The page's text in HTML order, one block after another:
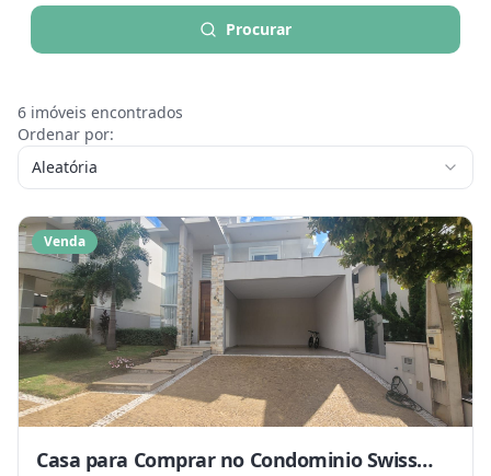
Procurar
6 imóveis encontrados
Ordenar por:
Aleatória
Venda
Casa para Comprar no Condominio Swiss